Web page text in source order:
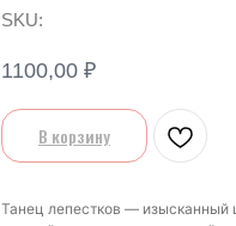
SKU:
1100,00 ₽
В корзину
Танец лепестков — изысканный